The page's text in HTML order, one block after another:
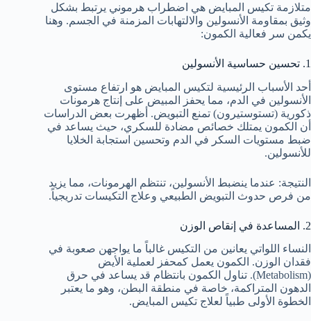
متلازمة تكيس المبايض هي اضطراب هرموني يرتبط بشكل
وثيق بمقاومة الأنسولين والالتهابات المزمنة في الجسم. وهنا
يكمن سر فعالية الكمون:
1. تحسين حساسية الأنسولين
أحد الأسباب الرئيسية لتكيس المبايض هو ارتفاع مستوى
الأنسولين في الدم، مما يحفز المبيض على إنتاج هرمونات
ذكورية (تستوستيرون) تمنع التبويض. أظهرت بعض الدراسات
أن الكمون يمتلك خصائص مضادة للسكري، حيث يساعد في
ضبط مستويات السكر في الدم وتحسين استجابة الخلايا
للأنسولين.
النتيجة: عندما ينضبط الأنسولين، تنتظم الهرمونات، مما يزيد
من فرص حدوث التبويض الطبيعي وعلاج التكيسات تدريجياً.
2. المساعدة في إنقاص الوزن
النساء اللواتي يعانين من التكيس غالباً ما يواجهن صعوبة في
فقدان الوزن. الكمون يعمل كمحفز لعملية الأيض
(Metabolism). تناول الكمون بانتظام قد يساعد في حرق
الدهون المتراكمة، خاصة في منطقة البطن، وهو ما يعتبر
الخطوة الأولى طبياً لعلاج تكيس المبايض.